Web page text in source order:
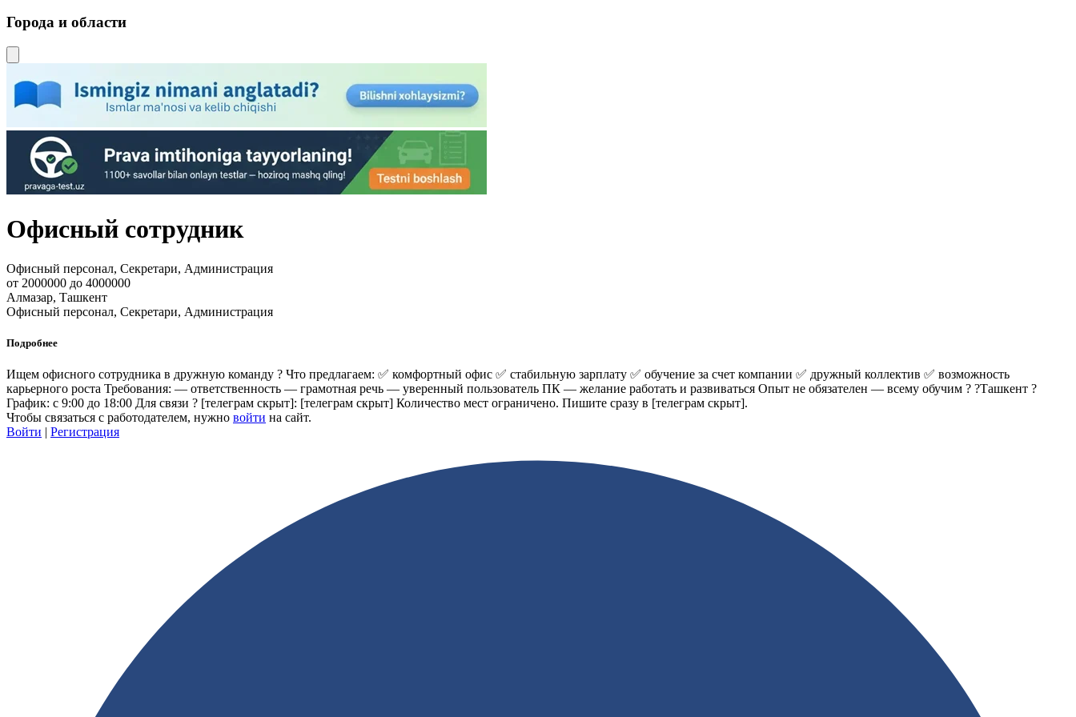
Города и области
Офисный сотрудник
Офисный персонал, Секретари, Администрация
от 2000000 до 4000000
Алмазар, Ташкент
Офисный персонал, Секретари, Администрация
Подробнее
Ищем офисного сотрудника в дружную команду ? Что предлагаем: ✅ комфортный офис ✅ стабильную зарплату ✅ обучение за счет компании ✅ дружный коллектив ✅ возможность
карьерного роста Требования: — ответственность — грамотная речь — уверенный пользователь ПК — желание работать и развиваться Опыт не обязателен — всему обучим ? ?Ташкент ?
График: с 9:00 до 18:00 Для связи ? [телеграм скрыт]: [телеграм скрыт] Количество мест ограничено. Пишите сразу в [телеграм скрыт].
Чтобы связаться с работодателем, нужно войти на сайт.
Войти | Регистрация